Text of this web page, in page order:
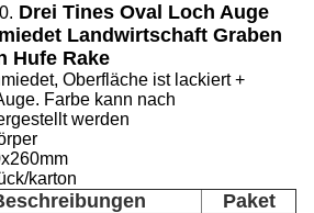
Drei Tines Oval Loch Auge
Landwirtschaft Graben
Hufe Rake
Oberfläche ist lackiert +
Farbe kann nach
werden
karton
Paket